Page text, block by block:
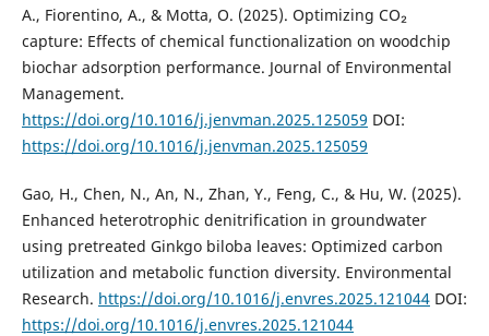
A., Fiorentino, A., & Motta, O. (2025). Optimizing CO₂
capture: Effects of chemical functionalization on woodchip
biochar adsorption performance. Journal of Environmental
Management.
https://doi.org/10.1016/j.jenvman.2025.125059 DOI:
https://doi.org/10.1016/j.jenvman.2025.125059
Gao, H., Chen, N., An, N., Zhan, Y., Feng, C., & Hu, W. (2025).
Enhanced heterotrophic denitrification in groundwater
using pretreated Ginkgo biloba leaves: Optimized carbon
utilization and metabolic function diversity. Environmental
Research. https://doi.org/10.1016/j.envres.2025.121044DOI:
https://doi.org/10.1016/j.envres.2025.121044